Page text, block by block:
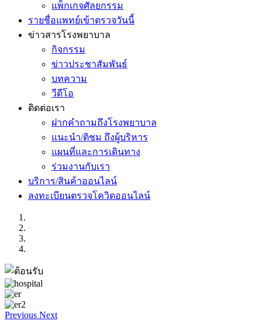
แพ็กเกจศัลยกรรม
รายชื่อแพทย์เข้าตรวจวันนี้
ข่าวสารโรงพยาบาล
กิจกรรม
ข่าวประชาสัมพันธ์
บทความ
วีดีโอ
ติดต่อเรา
ฝากคำถามถึงโรงพยาบาล
แนะนำ/ติชม ถึงผู้บริหาร
แผนที่และการเดินทาง
ร่วมงานกับเรา
บริการ/สินค้าออนไลน์
ลงทะเบียนตรวจโควิดออนไลน์
Previous Next